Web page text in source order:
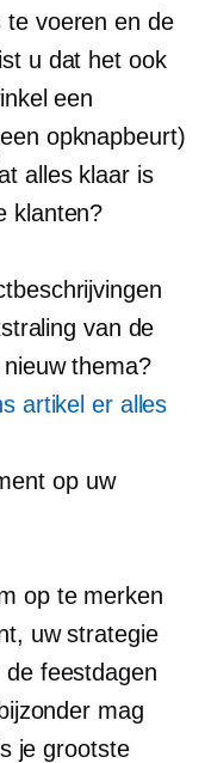
te voeren en de
u dat het ook
een
opknapbeurt)
alles klaar is
klanten?
van de
thema?
artikel er alles
op uw
op te merken
uw strategie
feestdagen
mag
je grootste